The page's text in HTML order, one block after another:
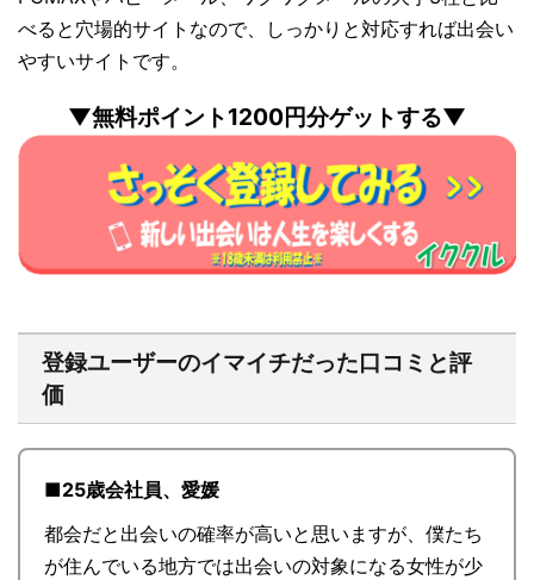
べると穴場的サイトなので、しっかりと対応すれば出会い
やすいサイトです。
▼無料ポイント1200円分ゲットする▼
登録ユーザーのイマイチだった口コミと評
価
■25歳会社員、愛媛
都会だと出会いの確率が高いと思いますが、僕たち
が住んでいる地方では出会いの対象になる女性が少